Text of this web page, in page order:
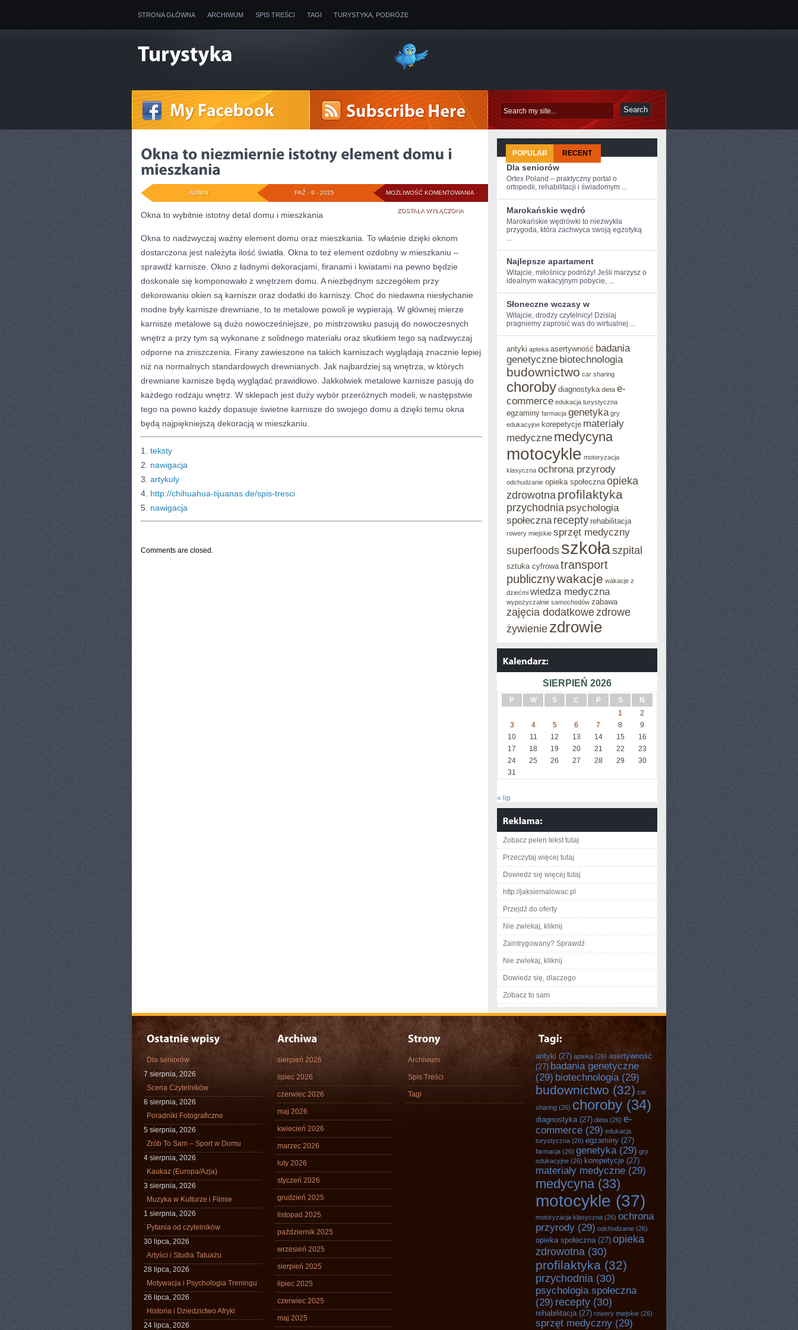
STRONA GŁÓWNA ARCHIWUM SPIS TREŚCI TAGI TURYSTYKA, PODRÓŻE
MOŻLIWOŚĆ KOMENTOWANIA OKNA
NIEZMIERNIE
ISTOTNY
ELEMENT
DOMU
MIESZKANIA
ZOSTAŁA WYŁĄCZONA
PAŹ - 9 - 2025
ADMIN
Okna to wybitnie istotny detal domu i mieszkania
Okna to nadzwyczaj ważny element domu oraz mieszkania. To właśnie dzięki oknom
dostarczona jest należyta ilość światła. Okna to też element ozdobny w mieszkaniu –
sprawdź karnisze. Okno z ładnymi dekoracjami, firanami i kwiatami na pewno będzie
doskonale się komponowało z wnętrzem domu. A niezbędnym szczegółem przy
dekorowaniu okien są karnisze oraz dodatki do karniszy. Choć do niedawna niesłychanie
modne były karnisze drewniane, to te metalowe powoli je wypierają. W głównej mierze
karnisze metalowe są dużo nowocześniejsze, po mistrzowsku pasują do nowoczesnych
wnętrz a przy tym są wykonane z solidnego materiału oraz skutkiem tego są nadzwyczaj
odporne na zniszczenia. Firany zawieszone na takich karniszach wyglądają znacznie lepiej
niż na normalnych standardowych drewnianych. Jak najbardziej są wnętrza, w których
drewniane karnisze będą wyglądać prawidłowo. Jakkolwiek metalowe karnisze pasują do
każdego rodzaju wnętrz. W sklepach jest duży wybór przeróżnych modeli, w następstwie
tego na pewno każdy dopasuje świetne karnisze do swojego domu a dzięki temu okna
będą najpiękniejszą dekoracją w mieszkaniu.
1. teksty
2. nawigacja
3. artykuly
4. http://chihuahua-tijuanas.de/spis-tresci
5. nawigacja
Comments are closed.
POPULAR RECENT
Dla seniorów
Ortex Poland – praktyczny portal o
ortopedii, rehabilitacji i świadomym ...
Marokańskie wędró
Marokańskie wędrówki ​to niezwykła
przygoda, która zachwyca swoją egzotyką
...
Najlepsze apartament
Witajcie, miłośnicy​ podróży! Jeśli ‌marzysz o
idealnym wakacyjnym pobycie, ...
Słoneczne wczasy w
Witajcie, drodzy‌ czytelnicy! Dzisiaj
pragniemy zaprosić was do wirtualnej‌ ...
antyki apteka asertywność badania
genetyczne biotechnologia
budownictwo car sharing
choroby diagnostyka dieta e-
commerce edukacja turystyczna
egzaminy farmacja genetyka gry
edukacyjne korepetycje materiały
medyczne medycyna
motocykle motoryzacja
klasyczna ochrona przyrody
odchudzanie opieka społeczna opieka
zdrowotna profilaktyka
przychodnia psychologia
społeczna recepty rehabilitacja
rowery miejskie sprzęt medyczny
superfoods szkołaszpital
sztuka cyfrowa transport
publicznywakacje wakacje z
dziećmi wiedza medyczna
wypożyczalnie samochodów zabawa
zajęcia dodatkowezdrowe
żywienie zdrowie
SIERPIEŃ 2026
P W Ś C P S
N
1
2
3
4 5 6 7 8
9
10
11 12 13 14 15
16
17
18 19 20 21 22
23
24
25 26 27 28 29
30
31
« lip
Zobacz pełen tekst tutaj
Przeczytaj więcej tutaj
Dowiedz się więcej tutaj
http://jaksiemalowac.pl
Przejdź do oferty
Nie zwlekaj, kliknij
Zaintrygowany? Sprawdź
Nie zwlekaj, kliknij
Dowiedz się, dlaczego
Zobacz to sam
Dla seniorów
7 sierpnia, 2026
Scena Czytelników
6 sierpnia, 2026
Poradniki Fotograficzne
5 sierpnia, 2026
Zrób To Sam – Sport w Domu
4 sierpnia, 2026
Kaukaz (Europa/Azja)
3 sierpnia, 2026
Muzyka w Kulturze i Filmie
1 sierpnia, 2026
Pytania od czytelników
30 lipca, 2026
Artyści i Studia Tatuażu
28 lipca, 2026
Motywacja i Psychologia Treningu
26 lipca, 2026
Historia i Dziedzictwo Afryki
24 lipca, 2026
sierpień 2026
lipiec 2026
czerwiec 2026
maj 2026
kwiecień 2026
marzec 2026
luty 2026
styczeń 2026
grudzień 2025
listopad 2025
październik 2025
wrzesień 2025
sierpień 2025
lipiec 2025
czerwiec 2025
maj 2025
Archiwum
Spis Treści
Tagi
antyki (27) apteka (26) asertywność
(27) badania genetyczne
(29) biotechnologia (29)
budownictwo (32) car
sharing (26) choroby (34)
diagnostyka(27) dieta (26) e-
commerce (29) edukacja
turystyczna (26) egzaminy (27)
farmacja (26) genetyka (29) gry
edukacyjne (26) korepetycje (27)
materiały medyczne (29)
medycyna(33)
motocykle (37)
motoryzacja klasyczna (26) ochrona
przyrody (29) odchudzanie (26)
opieka społeczna(27) opieka
zdrowotna (30)
profilaktyka (32)
przychodnia (30)
psychologia społeczna
(29) recepty (30)
rehabilitacja(27) rowery miejskie (26)
sprzęt medyczny (29)